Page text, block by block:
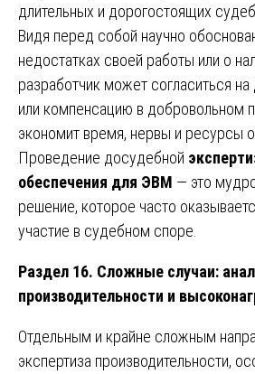
длительных и дорогостоящих
Видя перед собой научно
недостатках своей работы или о
разработчик может согласиться
или компенсацию в добровольном
экономит время, нервы и ресурсы
Проведение досудебной
обеспечения для ЭВМ — это
решение, которое часто
участие в судебном споре.
Раздел 16. Сложные случаи:
производительности и
Отдельным и крайне сложным
экспертиза производительности,